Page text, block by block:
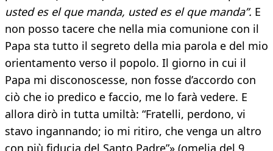
usted es el que manda, usted es el que manda”. E
non posso tacere che nella mia comunione con il
Papa sta tutto il segreto della mia parola e del mio
orientamento verso il popolo. Il giorno in cui il
Papa mi disconoscesse, non fosse d’accordo con
ciò che io predico e faccio, me lo farà vedere. E
allora dirò in tutta umiltà: “Fratelli, perdono, vi
stavo ingannando; io mi ritiro, che venga un altro
con più fiducia del Santo Padre”» (omelia del 9